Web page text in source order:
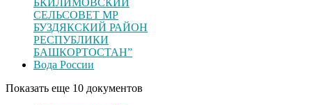
БКИЛИМОВСКИЙ
СЕЛЬСОВЕТ МР
БУЗДЯКСКИЙ РАЙОН
РЕСПУБЛИКИ
БАШКОРТОСТАН”
Вода России
Показать еще 10 документов